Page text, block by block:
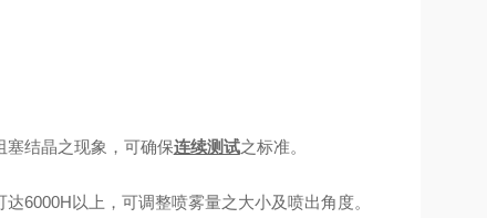
塞结晶之现象，可确保连续测试之标准。
6000H以上，可调整喷雾量之大小及喷出角度。